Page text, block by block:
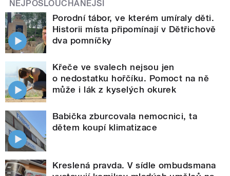
NEJPOSLOUCHANĚJŠÍ
Porodní tábor, ve kterém umíraly děti.
Historii místa připomínají v Dětřichově
dva pomníčky
Křeče ve svalech nejsou jen
o nedostatku hořčíku. Pomoct na ně
může i lák z kyselých okurek
Babička zburcovala nemocnici, ta
dětem koupí klimatizace
Kreslená pravda. V sídle ombudsmana